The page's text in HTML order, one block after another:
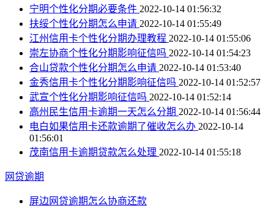
宁明个性化分期必要条件 2022-10-14 01:56:32
扶绥个性化分期怎么申请 2022-10-14 01:55:49
江州信用卡个性化分期办理教程 2022-10-14 01:55:06
崇左协商个性化分期影响征信吗 2022-10-14 01:54:23
合山贷款个性化分期怎么申请 2022-10-14 01:53:40
金秀信用卡个性化分期影响征信吗 2022-10-14 01:52:57
武宣个性化分期影响征信吗 2022-10-14 01:52:14
高州民生信用卡逾期一天怎么分期 2022-10-14 01:56:44
电白如果信用卡还款逾期了催收怎么办 2022-10-14
01:56:01
茂南信用卡逾期贷款怎么处理 2022-10-14 01:55:18
网贷逾期
屏边网贷逾期怎么协商还款